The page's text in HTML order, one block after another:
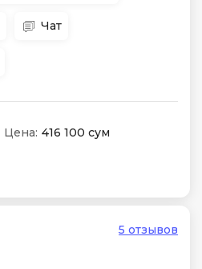
Чат
Цена: 416 100 сум
5 отзывов